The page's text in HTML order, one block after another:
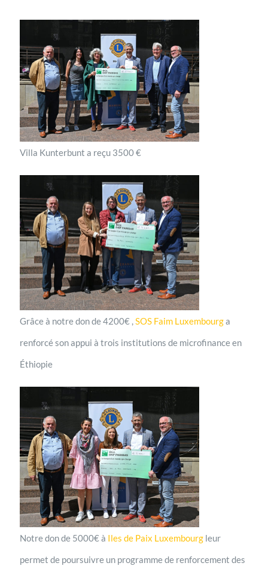
Villa Kunterbunt a reçu 3500 €
Grâce à notre don de 4200€ ,SOS Faim Luxembourga
renforcé son appui à trois institutions de microfinance en
Éthiopie
Notre don de 5000€ à Iles de Paix Luxembourg leur
permet de poursuivre un programme de renforcement des